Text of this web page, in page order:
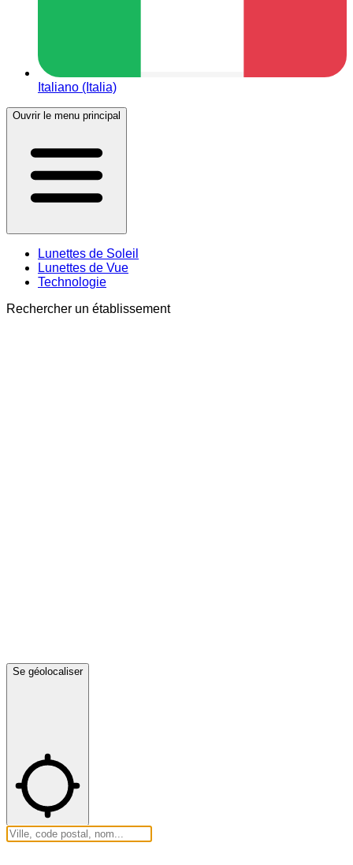
Italiano (Italia)
Ouvrir le menu principal
Lunettes de Soleil
Lunettes de Vue
Technologie
Rechercher un établissement
Se géolocaliser